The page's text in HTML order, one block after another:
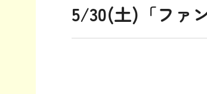
5/30(土)「ファ